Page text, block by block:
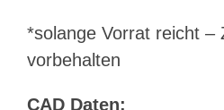
*solange Vorrat reicht –
vorbehalten
CAD Daten: